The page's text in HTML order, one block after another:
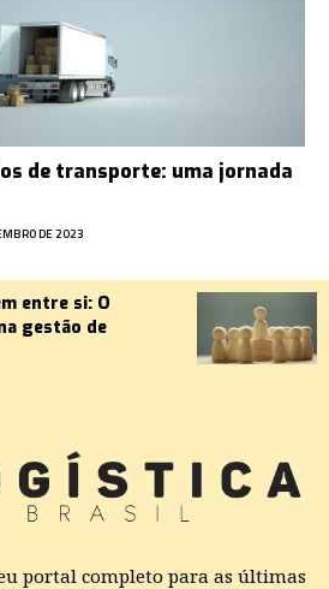
de transporte: uma jornada
DE 2023
entre si: O
gestão de
portal completo para as últimas